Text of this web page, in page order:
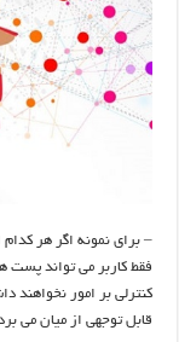
– برای نمونه اگر هر کدام
فقط کاربر می تواند پست
کنترلی بر امور نخواهند
قابل توجهی از میان می